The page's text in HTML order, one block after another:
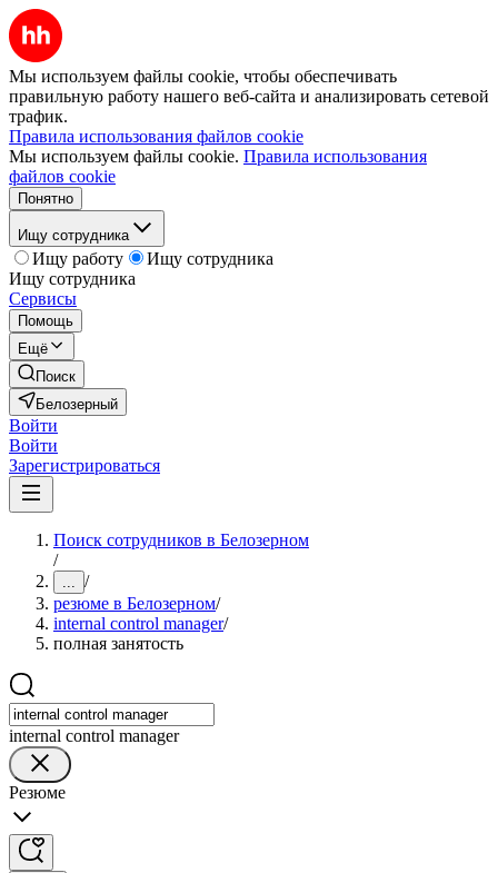
Мы используем файлы cookie, чтобы обеспечивать
правильную работу нашего веб-сайта и анализировать сетевой
трафик.
Правила использования файлов cookie
Мы используем файлы cookie. Правила использования
файлов cookie
Понятно
Ищу сотрудника
Ищу работу
Ищу сотрудника
Ищу сотрудника
Сервисы
Помощь
Ещё
Поиск
Белозерный
Войти
Войти
Зарегистрироваться
Поиск сотрудников в Белозерном
/
... /
резюме в Белозерном/
internal control manager/
полная занятость
internal control manager
Резюме